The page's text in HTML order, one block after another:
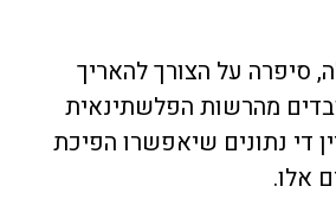
סיפרה על הצורך להאריך
מהרשות הפלשתינאית
די נתונים שיאפשרו הפיכת
אלו.